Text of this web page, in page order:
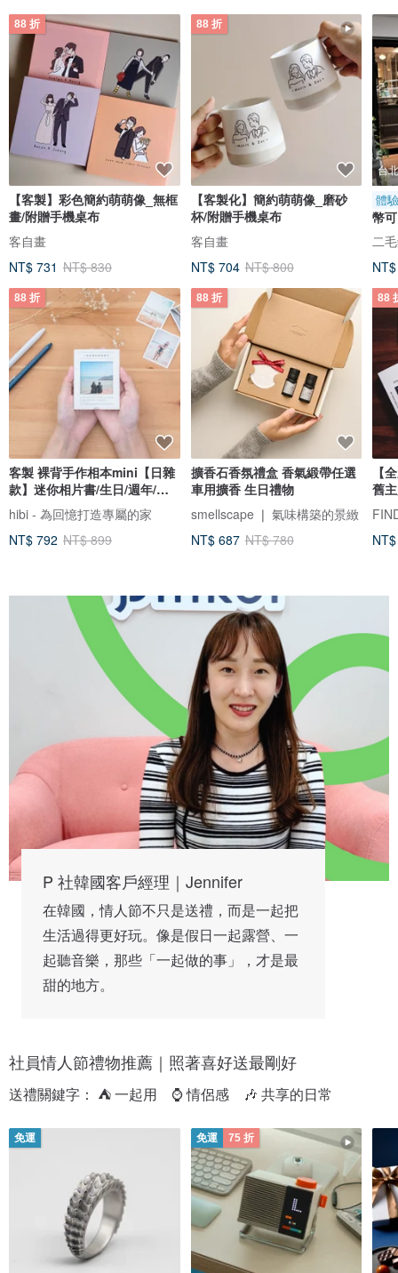
88 折
【客製】彩色簡約萌萌像_無框
畫/附贈手機桌布
客自畫
NT$ 731 NT$ 830
88 折
客製 裸背手作相本mini【日雜
款】迷你相片書/生日/週年/情
侶禮物
hibi - 為回憶打造專屬的家
NT$ 792 NT$ 899
88 折
【客製化】簡約萌萌像_磨砂
杯/附贈手機桌布
客自畫
NT$ 704 NT$ 800
88 折
擴香石香氛禮盒 香氣緞帶任選
車用擴香 生日禮物
smellscape ❘ 氣味構築的景緻
NT$ 687 NT$ 780
台
體
幣
聖
二
88
【
舊
P 社韓國客戶經理｜Jennifer
在韓國，情人節不只是送禮，而是一起把
生活過得更好玩。像是假日一起露營、一
起聽音樂，那些「一起做的事」，才是最
甜的地方。
社員情人節禮物推薦｜照著喜好送最剛好
送禮關鍵字： ⛺ 一起用　⌚ 情侶感　🎶 共享的日常
免運 免運 75 折